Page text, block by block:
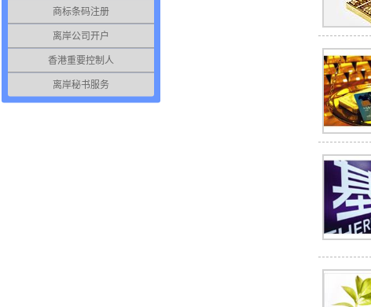
商标条码注册
离岸公司开户
香港重要控制人
离岸秘书服务